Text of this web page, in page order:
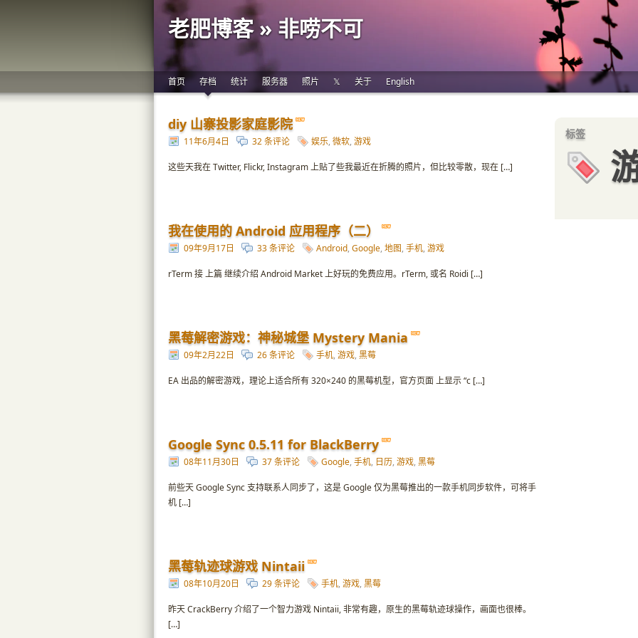
老肥博客 » 非唠不可
首页 存档 统计 服务器 照片 𝕏 关于 English
标签
diy 山寨投影家庭影院
11年6月4日 32 条评论 娱乐, 微软, 游戏
这些天我在 Twitter, Flickr, Instagram 上贴了些我最近在折腾的照片，但比较零散，现在 […]
我在使用的 Android 应用程序（二）
09年9月17日 33 条评论 Android, Google, 地图, 手机, 游戏
rTerm 接 上篇 继续介绍 Android Market 上好玩的免费应用。rTerm, 或名 Roidi […]
黑莓解密游戏：神秘城堡 Mystery Mania
09年2月22日 26 条评论 手机, 游戏, 黑莓
EA 出品的解密游戏，理论上适合所有 320×240 的黑莓机型，官方页面 上显示 “c […]
Google Sync 0.5.11 for BlackBerry
08年11月30日 37 条评论 Google, 手机, 日历, 游戏, 黑莓
前些天 Google Sync 支持联系人同步了，这是 Google 仅为黑莓推出的一款手机同步软件，可将手
机 […]
黑莓轨迹球游戏 Nintaii
08年10月20日 29 条评论 手机, 游戏, 黑莓
昨天 CrackBerry 介绍了一个智力游戏 Nintaii, 非常有趣，原生的黑莓轨迹球操作，画面也很棒。
[…]